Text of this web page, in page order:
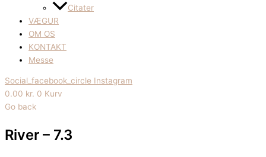
Citater
VÆGUR
OM OS
KONTAKT
Messe
Social_facebook_circle Instagram
0.00 kr. 0 Kurv
Go back
River – 7.3